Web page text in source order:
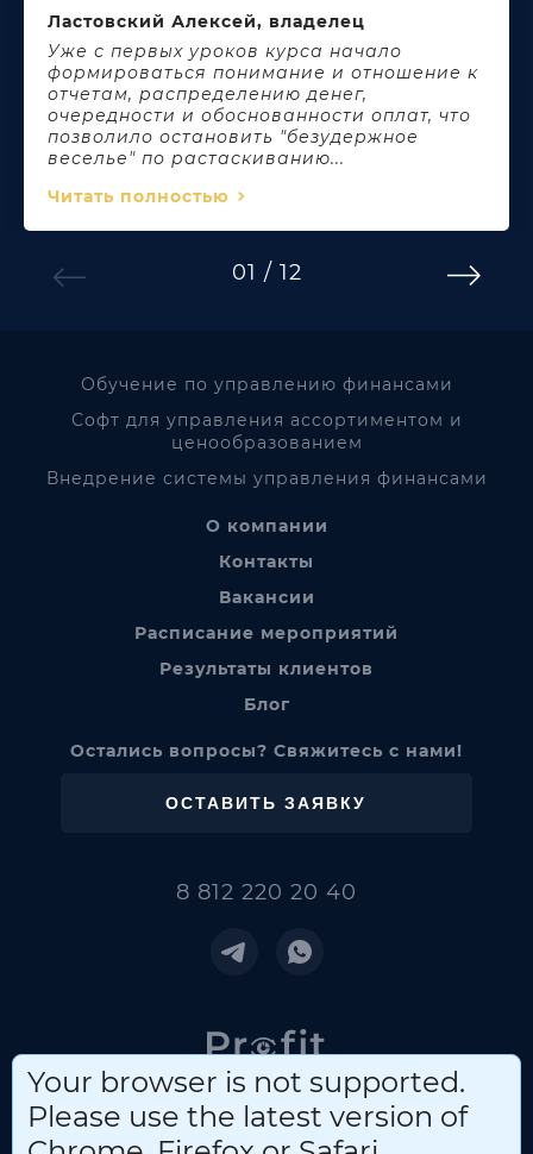
Ластовский Алексей, владелец
Уже с первых уроков курса начало
формироваться понимание и отношение к
отчетам, распределению денег,
очередности и обоснованности оплат, что
позволило остановить "безудержное
веселье" по растаскиванию...
Читать полностью
01 / 12
© Profit, 2025
ИП Понамарев Анатолий Иванович, ИНН 391503542208
Обучение по управлению финансами
Софт для управления ассортиментом и
ценообразованием
Внедрение системы управления финансами
О компании
Контакты
Вакансии
Расписание мероприятий
Результаты клиентов
Блог
Остались вопросы? Свяжитесь с нами!
ОСТАВИТЬ ЗАЯВКУ
8 812 220 20 40
Your browser is not supported.
Please use the latest version of